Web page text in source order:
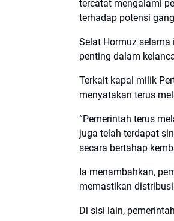
tercatat mengalami
terhadap potensi
Selat Hormuz
penting dalam
Terkait kapal milik
menyatakan terus
“Pemerintah terus
juga telah terdapat
secara bertahap
Ia menambahkan,
memastikan
Di sisi lain,